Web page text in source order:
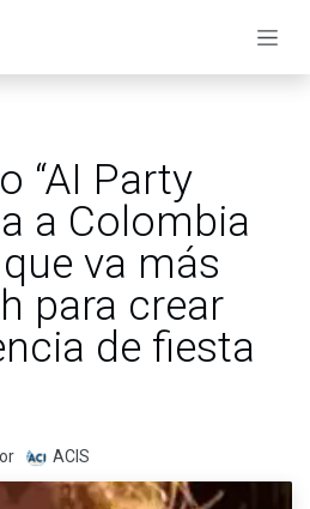
“AI Party
a Colombia
va más
para crear
de fiesta
ACIS